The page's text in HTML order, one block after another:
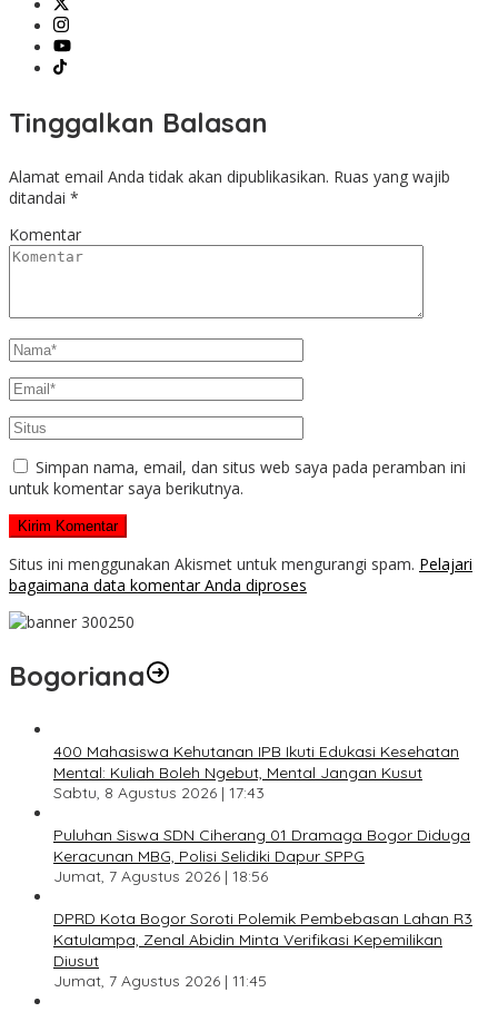
Tinggalkan Balasan
Alamat email Anda tidak akan dipublikasikan. Ruas yang wajib
ditandai *
Komentar
Simpan nama, email, dan situs web saya pada peramban ini
untuk komentar saya berikutnya.
Situs ini menggunakan Akismet untuk mengurangi spam. Pelajari
bagaimana data komentar Anda diproses
Bogoriana
400 Mahasiswa Kehutanan IPB Ikuti Edukasi Kesehatan
Mental: Kuliah Boleh Ngebut, Mental Jangan Kusut
Sabtu, 8 Agustus 2026 | 17:43
Puluhan Siswa SDN Ciherang 01 Dramaga Bogor Diduga
Keracunan MBG, Polisi Selidiki Dapur SPPG
Jumat, 7 Agustus 2026 | 18:56
DPRD Kota Bogor Soroti Polemik Pembebasan Lahan R3
Katulampa, Zenal Abidin Minta Verifikasi Kepemilikan
Diusut
Jumat, 7 Agustus 2026 | 11:45